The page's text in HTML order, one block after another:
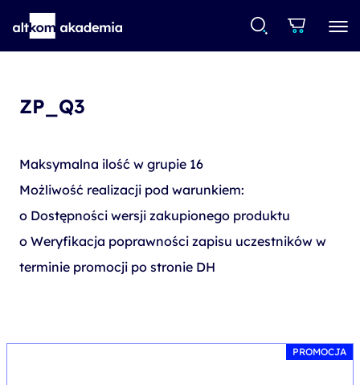
ZP_Q3
Maksymalna ilość w grupie 16
Możliwość realizacji pod warunkiem:
o Dostępności wersji zakupionego produktu
o Weryfikacja poprawności zapisu uczestników w
terminie promocji po stronie DH
PROMOCJA